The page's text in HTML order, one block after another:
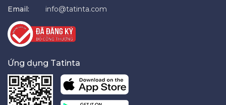
Email:
info@tatinta.com
Ứng dụng Tatinta